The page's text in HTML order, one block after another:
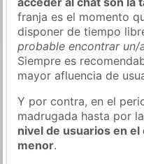
franja es el momento
disponer de tiempo
probable encontrar un/
Siempre es
mayor afluencia de
Y por contra, en el
madrugada hasta por
nivel de usuarios en
menor.